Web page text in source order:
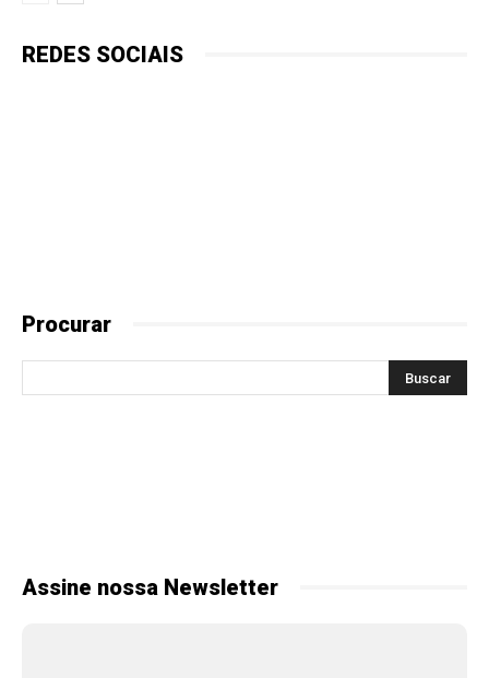
REDES SOCIAIS
Procurar
Assine nossa Newsletter